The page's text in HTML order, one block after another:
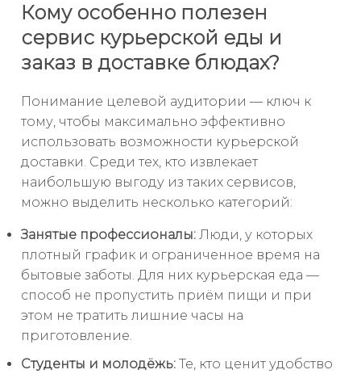
Кому особенно полезен
сервис курьерской еды и
заказ в доставке блюдах?
Понимание целевой аудитории — ключ к
тому, чтобы максимально эффективно
использовать возможности курьерской
доставки. Среди тех, кто извлекает
наибольшую выгоду из таких сервисов,
можно выделить несколько категорий:
Занятые профессионалы: Люди, у которых
плотный график и ограниченное время на
бытовые заботы. Для них курьерская еда —
способ не пропустить приём пищи и при
этом не тратить лишние часы на
приготовление.
Студенты и молодёжь: Те, кто ценит удобство